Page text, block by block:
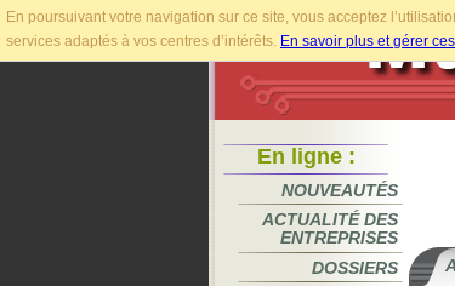
En poursuivant votre navigation sur ce site, vous acceptez
services adaptés à vos centres d’intérêts. En savoir plus et gérer
En ligne :
NOUVEAUTÉS
ACTUALITÉ DES
ENTREPRISES
DOSSIERS